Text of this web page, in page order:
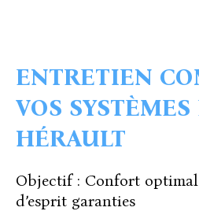
ENTRETIEN
VOS SYSTÈMES
HÉRAULT
Objectif : Confort
d’esprit garanties